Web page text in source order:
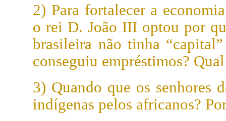
2) Para fortalecer a
o rei D. João III optou por
brasileira não tinha
conseguiu empréstimos?
3) Quando que os senhores
indígenas pelos africanos?